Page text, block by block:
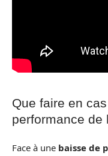
Que faire en
performance de
Face à une baisse de